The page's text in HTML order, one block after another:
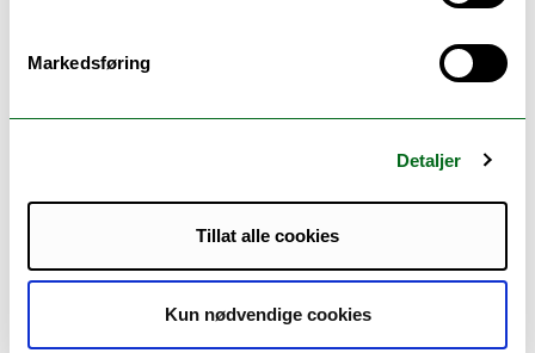
Markedsføring
Detaljer
Tillat alle cookies
Kun nødvendige cookies
- master, 2 år
Tromsø